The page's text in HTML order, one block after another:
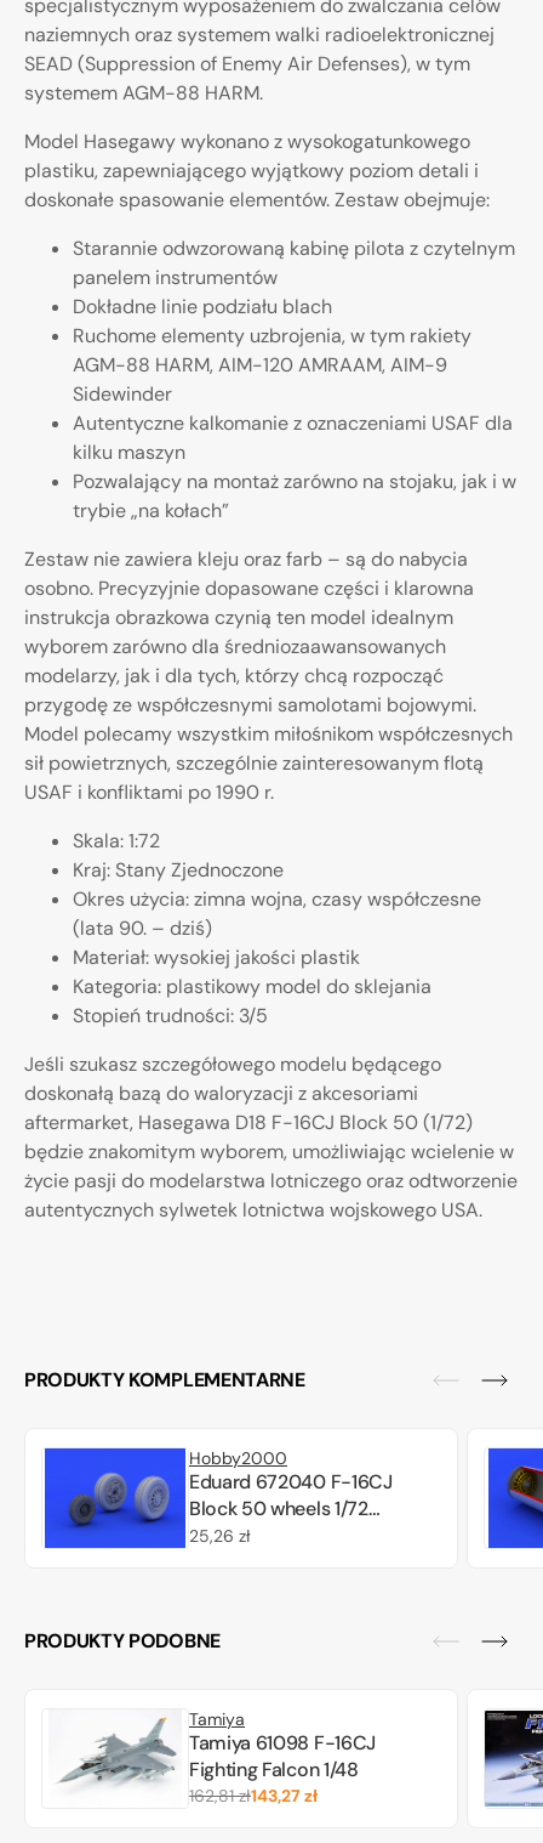
specjalistycznym wyposażeniem do zwalczania celów
naziemnych oraz systemem walki radioelektronicznej
SEAD (Suppression of Enemy Air Defenses), w tym
systemem AGM-88 HARM.
Model Hasegawy wykonano z wysokogatunkowego
plastiku, zapewniającego wyjątkowy poziom detali i
doskonałe spasowanie elementów. Zestaw obejmuje:
Starannie odwzorowaną kabinę pilota z czytelnym
panelem instrumentów
Dokładne linie podziału blach
Ruchome elementy uzbrojenia, w tym rakiety
AGM-88 HARM, AIM-120 AMRAAM, AIM-9
Sidewinder
Autentyczne kalkomanie z oznaczeniami USAF dla
kilku maszyn
Pozwalający na montaż zarówno na stojaku, jak i w
trybie „na kołach”
Zestaw nie zawiera kleju oraz farb – są do nabycia
osobno. Precyzyjnie dopasowane części i klarowna
instrukcja obrazkowa czynią ten model idealnym
wyborem zarówno dla średniozaawansowanych
modelarzy, jak i dla tych, którzy chcą rozpocząć
przygodę ze współczesnymi samolotami bojowymi.
Model polecamy wszystkim miłośnikom współczesnych
sił powietrznych, szczególnie zainteresowanym flotą
USAF i konfliktami po 1990 r.
Skala: 1:72
Kraj: Stany Zjednoczone
Okres użycia: zimna wojna, czasy współczesne
(lata 90. – dziś)
Materiał: wysokiej jakości plastik
Kategoria: plastikowy model do sklejania
Stopień trudności: 3/5
Jeśli szukasz szczegółowego modelu będącego
doskonałą bazą do waloryzacji z akcesoriami
aftermarket, Hasegawa D18 F-16CJ Block 50 (1/72)
będzie znakomitym wyborem, umożliwiając wcielenie w
życie pasji do modelarstwa lotniczego oraz odtworzenie
autentycznych sylwetek lotnictwa wojskowego USA.
PRODUKTY KOMPLEMENTARNE
Hobby2000
Eduard 672040 F-16CJ
Block 50 wheels 1/72
(TAMIYA)
Cena
25,26 zł
PRODUKTY PODOBNE
Tamiya
Tamiya 61098 F-16CJ
Fighting Falcon 1/48
143,27 zł
Cena
162,81 zł